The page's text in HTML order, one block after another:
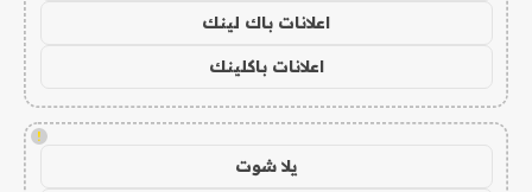
اعلانات باك لينك
اعلانات باكلينك
!
يلا شوت